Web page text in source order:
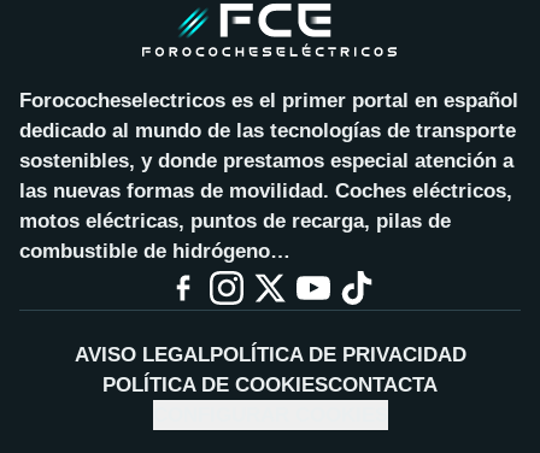
Forococheselectricos es el primer portal en español
dedicado al mundo de las tecnologías de transporte
sostenibles, y donde prestamos especial atención a
las nuevas formas de movilidad. Coches eléctricos,
motos eléctricas, puntos de recarga, pilas de
combustible de hidrógeno…
AVISO LEGALPOLÍTICA DE PRIVACIDAD
POLÍTICA DE COOKIESCONTACTA